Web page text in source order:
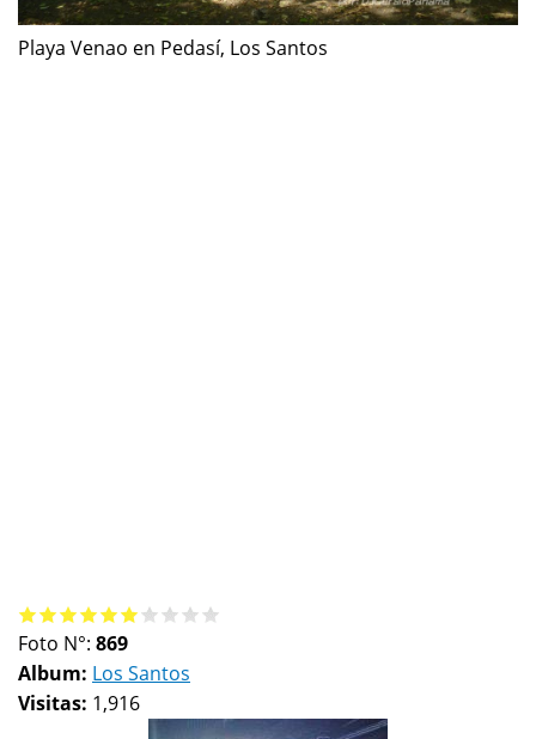
Playa Venao en Pedasí, Los Santos
Foto N°: 869
Album: Los Santos
Visitas: 1,916